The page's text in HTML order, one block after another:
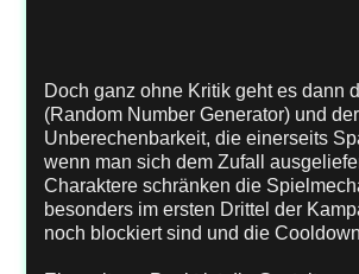
Doch ganz ohne Kritik geht es dann
(Random Number Generator) und
Unberechenbarkeit, die einerseits
wenn man sich dem Zufall
Charaktere schränken die
besonders im ersten Drittel der
noch blockiert sind und die